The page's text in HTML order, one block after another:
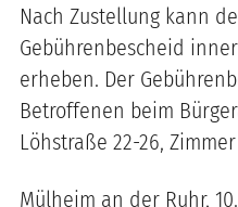
Nach Zustellung kann
Gebührenbescheid
erheben. Der
Betroffenen beim
Löhstraße 22-26,
Mülheim an der Ruhr,